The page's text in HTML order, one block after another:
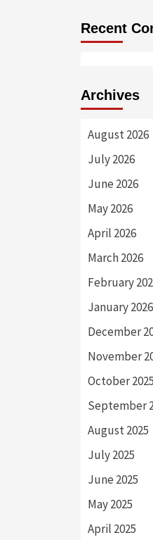
Recent
Archives
August 2026
July 2026
June 2026
May 2026
April 2026
March 2026
February
January 2026
December
November
October 2025
September
August 2025
July 2025
June 2025
May 2025
April 2025